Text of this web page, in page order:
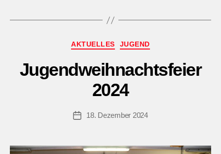
Kategorien
AKTUELLES JUGEND
Jugendweihnachtsfeier
2024
Beitragsdatum
18. Dezember 2024